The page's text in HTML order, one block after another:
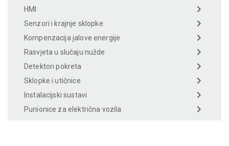
HMI
Senzori i krajnje sklopke
Kompenzacija jalove energije
Rasvjeta u slučaju nužde
Detektori pokreta
Sklopke i utičnice
Instalacijski sustavi
Punionice za električna vozila